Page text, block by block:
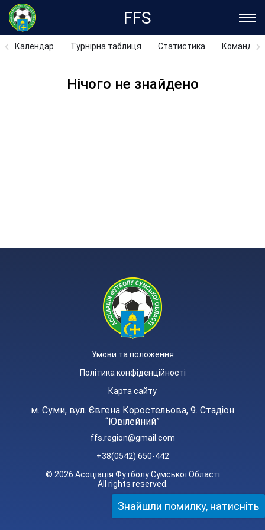
FFS
Календар Турнірна таблиця Статистика Команди
Нічого не знайдено
Умови та положення
Політика конфіденційності
Карта сайту
м. Суми, вул. Євгена Коростельова, 9. Стадіон
“Ювілейний”
ffs.region@gmail.com
+38(0542) 650-442
© 2026 Асоціація Футболу Сумської Області
All rights reserved.
Знайшли помилку, натисніть